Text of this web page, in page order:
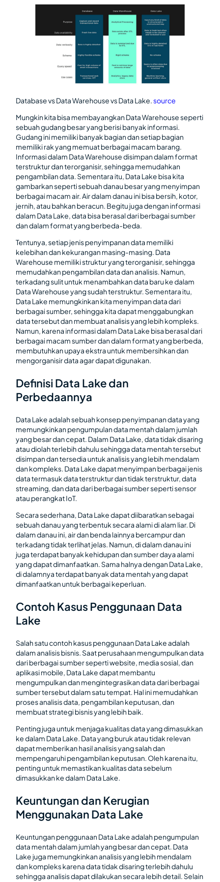
Database vs Data Warehouse vs Data Lake.source
Mungkin kita bisa membayangkan Data Warehouse seperti
sebuah gudang besar yang berisi banyak informasi.
Gudang ini memiliki banyak bagian dan setiap bagian
memiliki rak yang memuat berbagai macam barang.
Informasi dalam Data Warehouse disimpan dalam format
terstruktur dan terorganisir, sehingga memudahkan
pengambilan data. Sementara itu, Data Lake bisa kita
gambarkan seperti sebuah danau besar yang menyimpan
berbagai macam air. Air dalam danau ini bisa bersih, kotor,
jernih, atau bahkan beracun. Begitu juga dengan informasi
dalam Data Lake, data bisa berasal dari berbagai sumber
dan dalam format yang berbeda-beda.
Tentunya, setiap jenis penyimpanan data memiliki
kelebihan dan kekurangan masing-masing. Data
Warehouse memiliki struktur yang terorganisir, sehingga
memudahkan pengambilan data dan analisis. Namun,
terkadang sulit untuk menambahkan data baru ke dalam
Data Warehouse yang sudah terstruktur. Sementara itu,
Data Lake memungkinkan kita menyimpan data dari
berbagai sumber, sehingga kita dapat menggabungkan
data tersebut dan membuat analisis yang lebih kompleks.
Namun, karena informasi dalam Data Lake bisa berasal dari
berbagai macam sumber dan dalam format yang berbeda,
membutuhkan upaya ekstra untuk membersihkan dan
mengorganisir data agar dapat digunakan.
Definisi Data Lake dan
Perbedaannya
Data Lake adalah sebuah konsep penyimpanan data yang
memungkinkan pengumpulan data mentah dalam jumlah
yang besar dan cepat. Dalam Data Lake, data tidak disaring
atau diolah terlebih dahulu sehingga data mentah tersebut
disimpan dan tersedia untuk analisis yang lebih mendalam
dan kompleks. Data Lake dapat menyimpan berbagai jenis
data termasuk data terstruktur dan tidak terstruktur, data
streaming, dan data dari berbagai sumber seperti sensor
atau perangkat IoT.
Secara sederhana, Data Lake dapat diibaratkan sebagai
sebuah danau yang terbentuk secara alami di alam liar. Di
dalam danau ini, air dan benda lainnya bercampur dan
terkadang tidak terlihat jelas. Namun, di dalam danau ini
juga terdapat banyak kehidupan dan sumber daya alami
yang dapat dimanfaatkan. Sama halnya dengan Data Lake,
di dalamnya terdapat banyak data mentah yang dapat
dimanfaatkan untuk berbagai keperluan.
Contoh Kasus Penggunaan Data
Lake
Salah satu contoh kasus penggunaan Data Lake adalah
dalam analisis bisnis. Saat perusahaan mengumpulkan data
dari berbagai sumber seperti website, media sosial, dan
aplikasi mobile, Data Lake dapat membantu
mengumpulkan dan mengintegrasikan data dari berbagai
sumber tersebut dalam satu tempat. Hal ini memudahkan
proses analisis data, pengambilan keputusan, dan
membuat strategi bisnis yang lebih baik.
Penting juga untuk menjaga kualitas data yang dimasukkan
ke dalam Data Lake. Data yang buruk atau tidak relevan
dapat memberikan hasil analisis yang salah dan
mempengaruhi pengambilan keputusan. Oleh karena itu,
penting untuk memastikan kualitas data sebelum
dimasukkan ke dalam Data Lake.
Keuntungan dan Kerugian
Menggunakan Data Lake
Keuntungan penggunaan Data Lake adalah pengumpulan
data mentah dalam jumlah yang besar dan cepat. Data
Lake juga memungkinkan analisis yang lebih mendalam
dan kompleks karena data tidak disaring terlebih dahulu
sehingga analisis dapat dilakukan secara lebih detail. Selain